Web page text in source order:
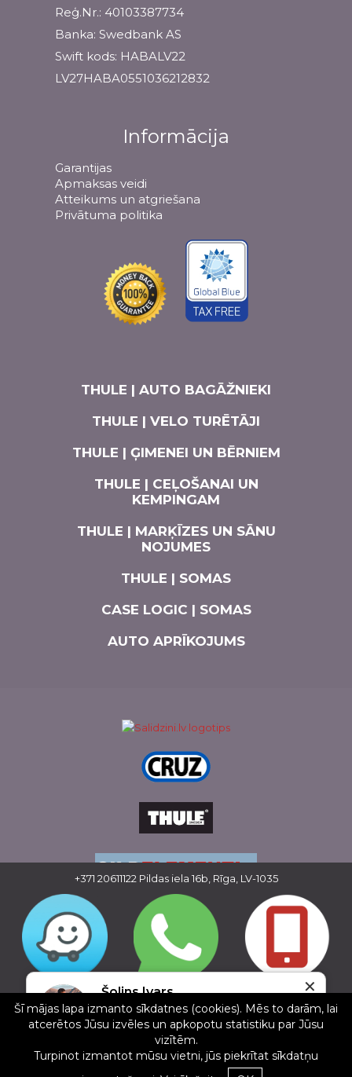
Reģ.Nr.: 40103387734
Banka: Swedbank AS
Swift kods: HABALV22
LV27HABA0551036212832
Informācija
Garantijas
Apmaksas veidi
Atteikums un atgriešana
Privātuma politika
THULE | AUTO BAGĀŽNIEKI
THULE | VELO TURĒTĀJI
THULE | ĢIMENEI UN BĒRNIEM
THULE | CEĻOŠANAI UN
KEMPINGAM
THULE | MARĶĪZES UN SĀNU
NOJUMES
THULE | SOMAS
CASE LOGIC | SOMAS
AUTO APRĪKOJUMS
Copyright © 2016 - 2026, SIA Corelem Group
Mājas lapas izstrāde WEBstyle.lv
+371 20611122 Pildas iela 16b, Rīga, LV-1035
Šolins Ivars
5/5
17.02.2025
Ļoti laba un laipna apkalpošana, jauni jumta
bagāžnieki. Noteikti rekomendēju.
✕
Šī mājas lapa izmanto sīkdatnes (cookies). Mēs to darām, lai
atcerētos Jūsu izvēles un apkopotu statistiku par Jūsu
vizītēm.
Turpinot izmantot mūsu vietni, jūs piekrītat sīkdatņu